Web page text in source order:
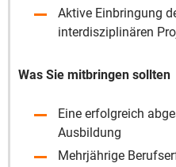
Aktive Einbringung
interdisziplinären
Was Sie mitbringen sollten
Eine erfolgreich
Ausbildung
Mehrjährige